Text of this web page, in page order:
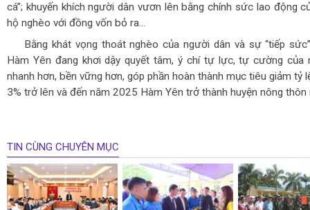
cá”; khuyến khích người dân vươn lên bằng chính sức lao động
hộ nghèo với đồng vốn bỏ ra...
Bằng khát vọng thoát nghèo của người dân và sự “tiếp
Hàm Yên đang khơi dậy quyết tâm, ý chí tự lực, tự cường
nhanh hơn, bền vững hơn, góp phần hoàn thành mục tiêu giảm tỷ
3% trở lên và đến năm 2025 Hàm Yên trở thành huyện nông
TIN CÙNG CHUYÊN MỤC